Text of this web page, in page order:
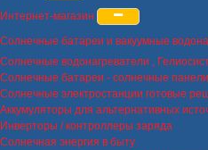
Интернет-магазин
Солнечные батареи и вакуумные
Солнечные водонагреватели ,
Солнечные батареи - солнечные панели
Солнечные электростанции готовые
Аккумуляторы для альтернативных
Инверторы / контроллеры заряда
Солнечная энергия в быту